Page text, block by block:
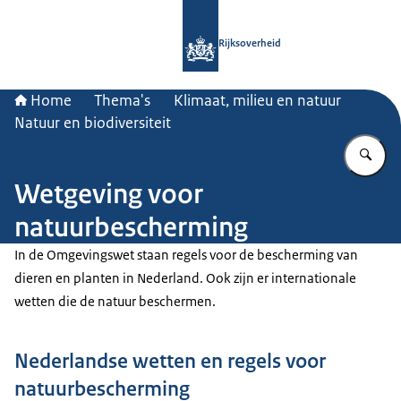
Rijksoverheid
Home Thema's
Klimaat, milieu en natuur
Natuur en biodiversiteit
Wetgeving voor
natuurbescherming
In de Omgevingswet staan regels voor de bescherming van
dieren en planten in Nederland. Ook zijn er internationale
wetten die de natuur beschermen.
Nederlandse wetten en regels voor
natuurbescherming